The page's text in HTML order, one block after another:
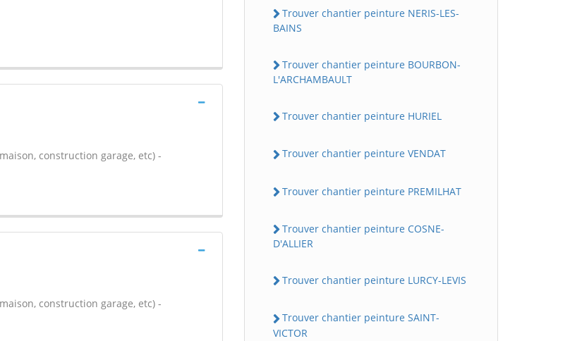
construction garage, etc) -
construction garage, etc) -
Trouver chantier peinture NERIS-LES-
BAINS
Trouver chantier peinture BOURBON-
L'ARCHAMBAULT
Trouver chantier peinture HURIEL
Trouver chantier peinture VENDAT
Trouver chantier peinture PREMILHAT
Trouver chantier peinture COSNE-
D'ALLIER
Trouver chantier peinture LURCY-LEVIS
Trouver chantier peinture SAINT-
VICTOR